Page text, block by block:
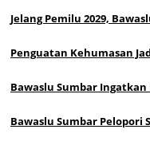
Jelang Pemilu 2029,
Penguatan Kehumasan
Bawaslu Sumbar
Bawaslu Sumbar Pelopori